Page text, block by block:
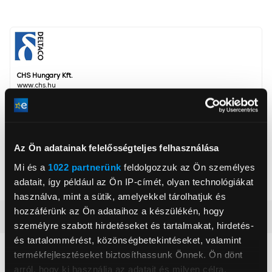
Az Ön adatainak felelősségteljes felhasználása
Mi és a 1022 partnerünk feldolgozzuk az Ön személyes
adatait, így például az Ön IP-címét, olyan technológiákat
használva, mint a sütik, amelyekkel tárolhatjuk és
hozzáférünk az Ön adataihoz a készülékén, hogy
személyre szabott hirdetéseket és tartalmakat, hirdetés-
és tartalommérést, közönségbetekintéseket, valamint
termékfejlesztéseket biztosíthassunk Önnek. Ön dönt
arról, hogy ki használja az adatait és milyen célra.
CHS Hungary Kft.
www.chs.hu
2040, Budaörs, Vasút utca 15
Mechanikus billentyűzet
Igen
Részletes ismertető
Neked ajánljuk